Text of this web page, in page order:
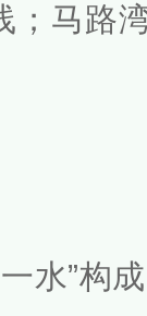
；马路
水”构